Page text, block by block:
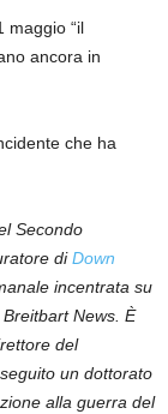
maggio “il
ancora in
che ha
Secondo
diDown
incentrata su
News. È
del
un dottorato
alla guerra del